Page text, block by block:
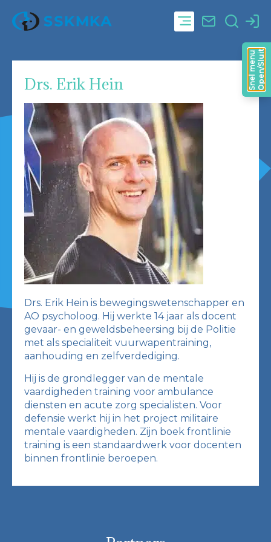
Drs. Erik Hein
Drs. Erik Hein is bewegingswetenschapper en
AO psycholoog. Hij werkte 14 jaar als docent
gevaar- en geweldsbeheersing bij de Politie
met als specialiteit vuurwapentraining,
aanhouding en zelfverdediging.
Hij is de grondlegger van de mentale
vaardigheden training voor ambulance
diensten en acute zorg specialisten. Voor
defensie werkt hij in het project militaire
mentale vaardigheden. Zijn boek frontlinie
training is een standaardwerk voor docenten
binnen frontlinie beroepen.
Open/Sluit
Snel menu